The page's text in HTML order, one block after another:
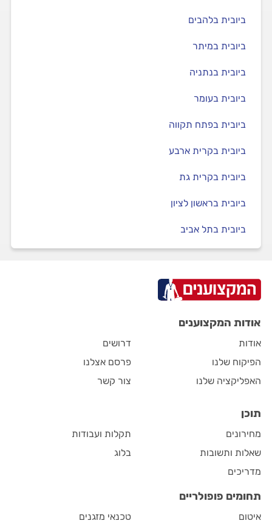
ביובית בלהבים
ביובית במיתר
ביובית בנתניה
ביובית בעומר
ביובית בפתח תקווה
ביובית בקרית ארבע
ביובית בקרית גת
ביובית בראשון לציון
ביובית בתל אביב
אודות המקצוענים
אודות
הפיקוח שלנו
האפליקציה שלנו
דרושים
פרסם אצלנו
צור קשר
תוכן
מחירונים
שאלות ותשובות
מדריכים
תקלות ועבודות
בלוג
תחומים פופולריים
איטום
טכנאי מזגנים